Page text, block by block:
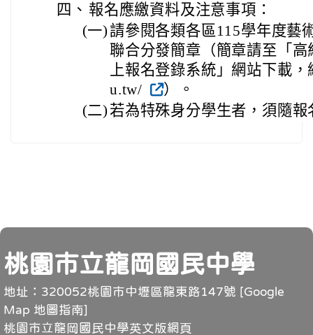
四、 報名應繳資料及注意事項：
(一) 請參閱各類各區115學年度藝
聯合分發簡章（簡章請至「
上報名登錄系統」網站下載
u.tw/
）。
(二) 若為特殊身分學生者，須隨
頁尾
桃園市立龍岡國民中學
地址：320052桃園市中壢區龍東路147號 [Google
Map 地圖指南]
桃園市立龍岡國民中學英文版網頁